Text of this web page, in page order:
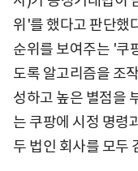
위'를 했다고 판단했
순위를 보여주는 '쿠
도록 알고리즘을 조
성하고 높은 별점을
는 쿠팡에 시정 명령
두 법인 회사를 모두